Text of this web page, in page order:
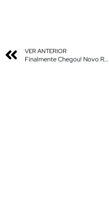
VER ANTERIOR
Finalmente Chegou! Novo Recurso HyperOS 2 Câmera 6.0 – Nova Atualização – Instale Agora No Seu Xiaomi